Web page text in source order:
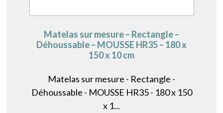
Matelas sur mesure – Rectangle –
Déhoussable – MOUSSE HR35 – 180 x
150 x 10 cm
Matelas sur mesure - Rectangle -
Déhoussable - MOUSSE HR35 - 180 x 150
x 1...